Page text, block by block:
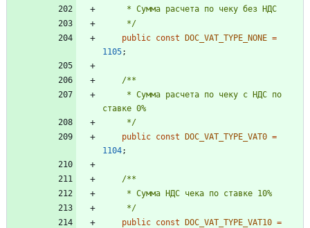
     */
public const DOC_VAT_TYPE_NONE =
1105;
     */
public const DOC_VAT_TYPE_VAT0 =
1104;
     */
public const DOC_VAT_TYPE_VAT10 =